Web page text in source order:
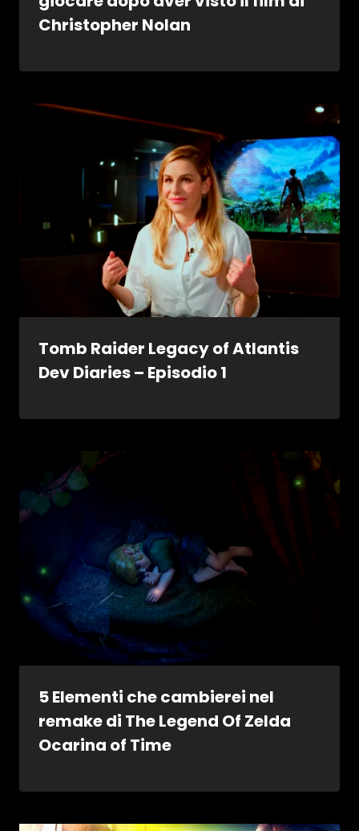
Christopher Nolan
Tomb Raider Legacy of Atlantis
Dev Diaries – Episodio 1
5 Elementi che cambierei nel
remake di The Legend Of Zelda
Ocarina of Time